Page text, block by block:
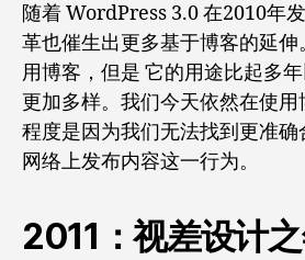
随着 WordPress 3.0 在2010年
革也催生出更多基于博客的延
用博客，但是 它的用途比起多
更加多样。我们今天依然在使
程度是因为我们无法找到更准
网络上发布内容这一行为。
2011：视差设计